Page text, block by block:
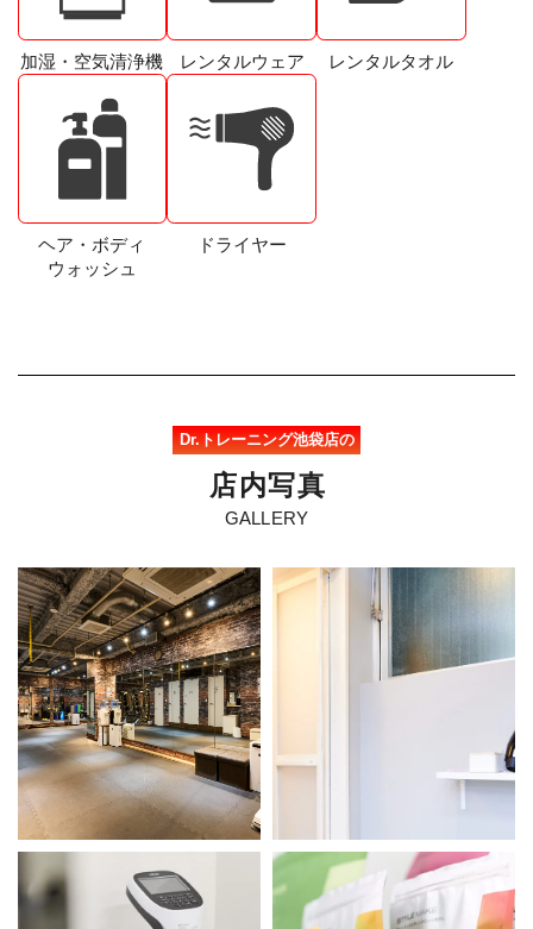
加湿・空気清浄機 レンタルウェア レンタルタオル
ヘア・ボディ
ウォッシュ
ドライヤー
Dr.トレーニング池袋店の
店内写真
GALLERY